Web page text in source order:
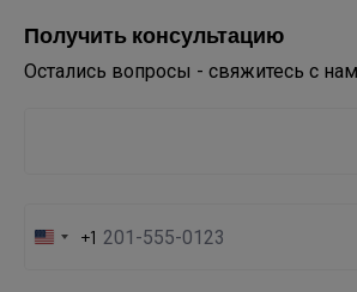
Получить консультацию
Остались вопросы - свяжитесь с
United
+1